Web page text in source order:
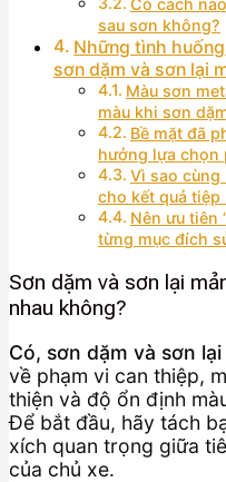
Có cách
sau sơn không?
Những tình
sơn dặm và sơn lại
Màu sơn
màu khi sơn
Bề mặt đã
hưởng lựa chọn
Vì sao cùng
cho kết quả tiệp
Nên ưu tiên
từng mục đích
Sơn dặm và sơn lại
nhau không?
Có, sơn dặm và sơn
về phạm vi can thiệp,
thiện và độ ổn định
Để bắt đầu, hãy tách
xích quan trọng giữa
của chủ xe.